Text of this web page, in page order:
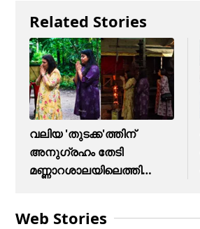
Related Stories
വലിയ 'തുടക്ക'ത്തിന്
അനുഗ്രഹം തേടി
മണ്ണാറശാലയിലെത്തി
Web Stories